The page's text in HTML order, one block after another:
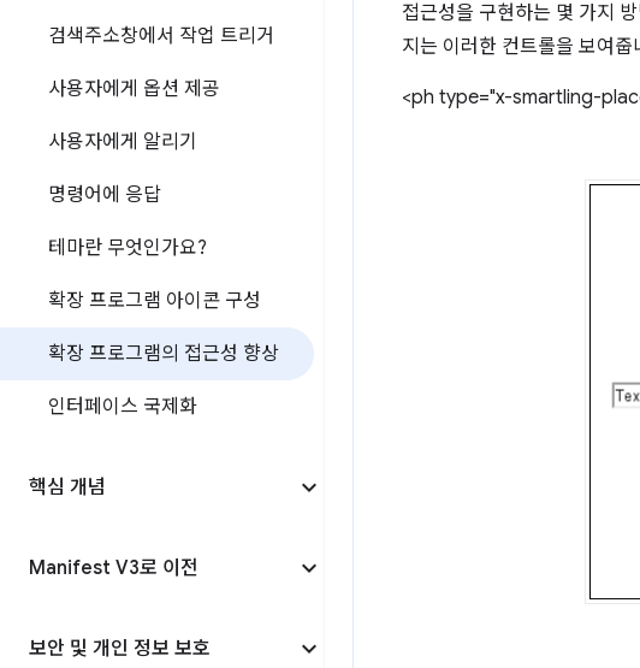
검색주소창에서 작업 트리거
사용자에게 옵션 제공
사용자에게 알리기
명령어에 응답
테마란 무엇인가요?
확장 프로그램 아이콘 구성
확장 프로그램의 접근성 향상
인터페이스 국제화
핵심 개념
Manifest V3로 이전
보안 및 개인 정보 보호
접근성을 구현하는 몇 가지
지는 이러한 컨트롤을 보여줍
<ph type="x-smartling-